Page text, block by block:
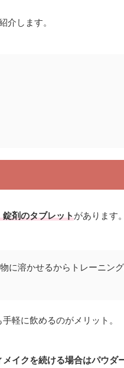
介します。
剤のタブレットがあります。
に溶かせるからトレーニン
軽に飲めるのがメリット。
イクを続ける場合はパウダ